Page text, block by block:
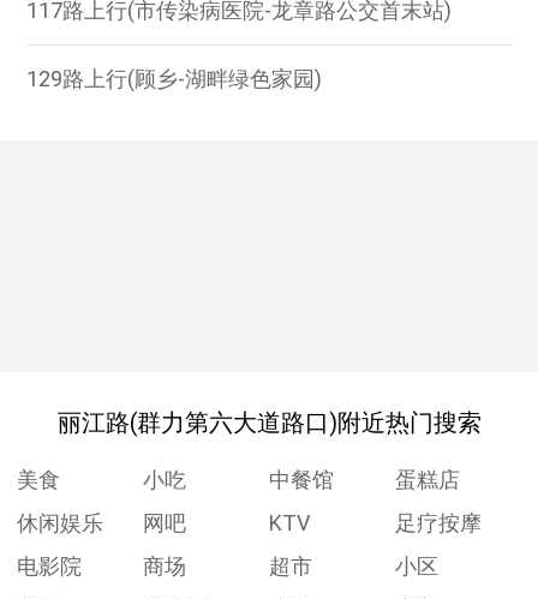
117路上行(市传染病医院-龙章路公交首末站)
129路上行(顾乡-湖畔绿色家园)
丽江路(群力第六大道路口)附近热门搜索
美食 小吃 中餐馆
蛋糕店
休闲娱乐
网吧 KTV
足疗按摩
电影院
商场 超市
小区